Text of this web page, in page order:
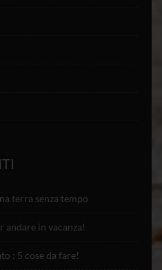
terra senza tempo
andare in vacanza!
: 5 cose da fare!